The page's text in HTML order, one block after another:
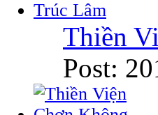
Thiền
Post: